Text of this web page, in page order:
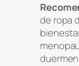
de ropa